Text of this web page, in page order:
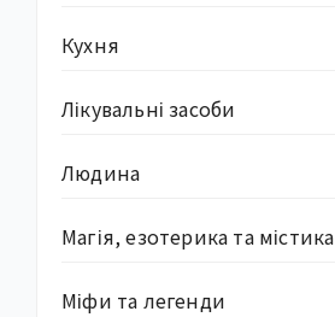
Кухня
Лікувальні засоби
Людина
Магія, езотерика та містика
Міфи та легенди